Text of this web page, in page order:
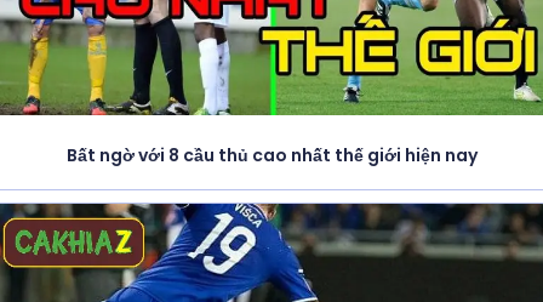
Bất ngờ với 8 cầu thủ cao nhất thế giới hiện nay